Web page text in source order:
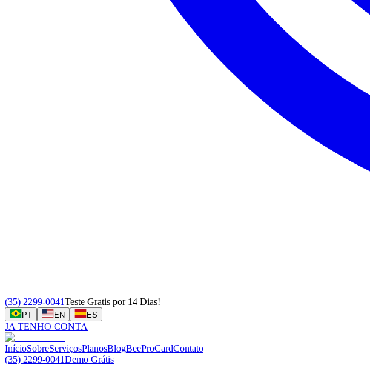
(35) 2299-0041Teste Gratis por 14 Dias!
PT EN ES
JA TENHO CONTA
InícioSobreServiçosPlanosBlogBeeProCardContato
(35) 2299-0041Demo Grátis